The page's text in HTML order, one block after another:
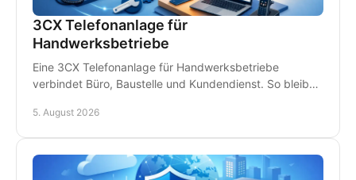
3CX Telefonanlage für
Handwerksbetriebe
Eine 3CX Telefonanlage für Handwerksbetriebe
verbindet Büro, Baustelle und Kundendienst. So bleiben
5. August 2026